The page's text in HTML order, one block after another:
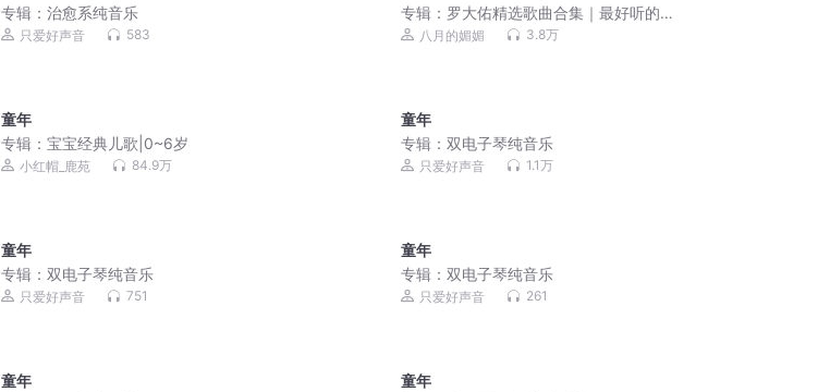
专辑：治愈系纯音乐
只爱好声音 583
专辑： 罗大佑精选歌曲合集｜最好听的
歌曲｜超高清音质
八月的媚媚 3.8万
童年
专辑：宝宝经典儿歌|0~6岁
小红帽_鹿苑 84.9万
童年
专辑：双电子琴纯音乐
只爱好声音 1.1万
童年
专辑：双电子琴纯音乐
只爱好声音 751
童年
专辑：双电子琴纯音乐
只爱好声音 261
童年
童年